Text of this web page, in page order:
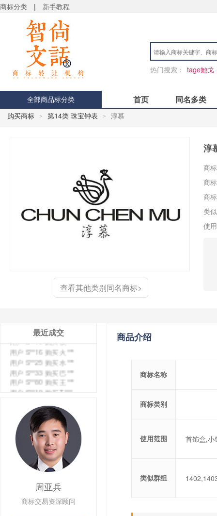
商标分类 | 新手教程
热门搜索： tage她戈
全部商品标分类 首页 同名多类
购买商标 > 第14类 珠宝钟表 > 淳慕
查看其他类别同名商标>
淳
商
商
商
类
使
最近成交
用户 S**4 购买 天***
用户 S**6 购买 七***
用户 S**0 购买 V***
用户 S**1 购买 皇***
用户 S**10 购买 侯***
用户 S**16 购买 火***
用户 S**25 购买 水***
用户 S**33 购买 巴***
用户 S**80 购买 王***
用户 S**19 购买 T***
用户 S**22 购买 茶***
用户 S**68 购买 俏***
周亚兵
商标交易资深顾问
商品介绍
商标名称
商标类别
使用范围 首饰盒,小
类似群组